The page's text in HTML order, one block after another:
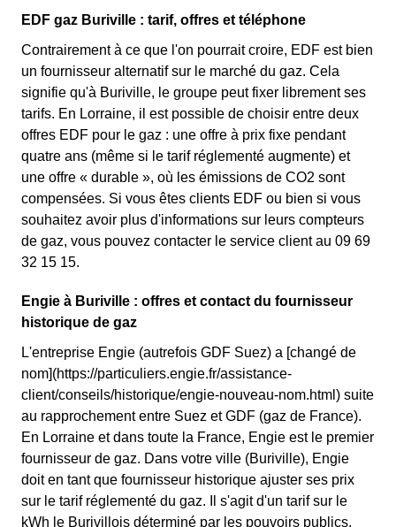
EDF gaz Buriville : tarif, offres et téléphone
Contrairement à ce que l'on pourrait croire, EDF est bien
un fournisseur alternatif sur le marché du gaz. Cela
signifie qu'à Buriville, le groupe peut fixer librement ses
tarifs. En Lorraine, il est possible de choisir entre deux
offres EDF pour le gaz : une offre à prix fixe pendant
quatre ans (même si le tarif réglementé augmente) et
une offre « durable », où les émissions de CO2 sont
compensées. Si vous êtes clients EDF ou bien si vous
souhaitez avoir plus d'informations sur leurs compteurs
de gaz, vous pouvez contacter le service client au 09 69
32 15 15.
Engie à Buriville : offres et contact du fournisseur
historique de gaz
L'entreprise Engie (autrefois GDF Suez) a [changé de
nom](https://particuliers.engie.fr/assistance-
client/conseils/historique/engie-nouveau-nom.html) suite
au rapprochement entre Suez et GDF (gaz de France).
En Lorraine et dans toute la France, Engie est le premier
fournisseur de gaz. Dans votre ville (Buriville), Engie
doit en tant que fournisseur historique ajuster ses prix
sur le tarif réglementé du gaz. Il s'agit d'un tarif sur le
kWh le Burivillois déterminé par les pouvoirs publics.